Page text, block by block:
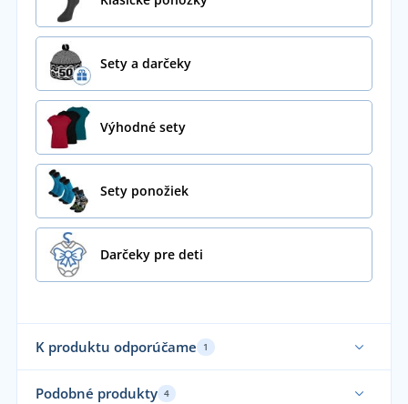
Sety a darčeky
Výhodné sety
Sety ponožiek
Darčeky pre deti
K produktu odporúčame 1
Podobné produkty 4